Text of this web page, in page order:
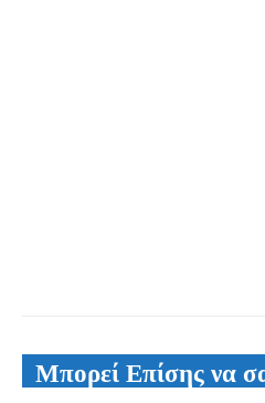
Μπορεί Επίσης να